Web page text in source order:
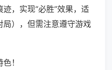
，实现“必胜”效果，适
局），但需注意遵守游戏
！